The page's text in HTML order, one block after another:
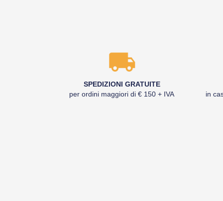
SPEDIZIONI GRATUITE
per ordini maggiori di € 150 + IVA
in